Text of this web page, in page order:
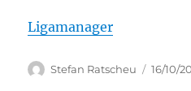
Ligamanager
Autor
Stefan Ratscheu 16/10/